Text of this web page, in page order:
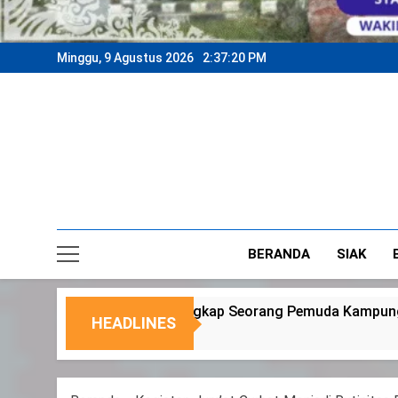
Minggu, 9 Agustus 2026 2:37:23 PM
BERANDA SIAK
HEADLINES
Pemuda Kampung Temusai